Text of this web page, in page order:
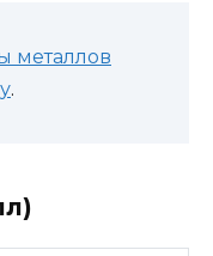
металлов
.